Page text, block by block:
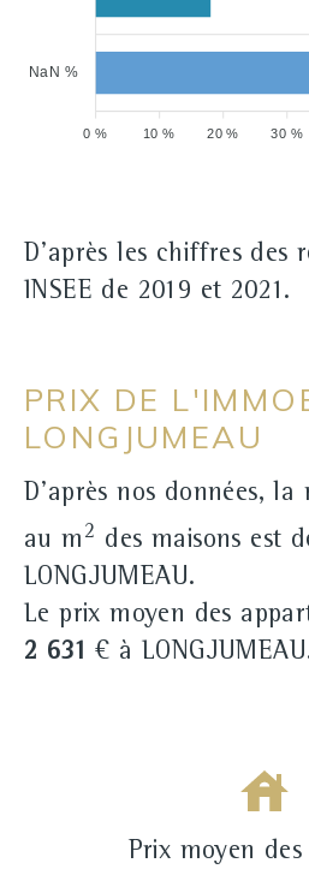
NaN %
30 %
20 %
10 %
0 %
D'après les chiffres des
INSEE de 2019 et 2021.
PRIX DE
LONGJUMEAU
D'après nos données, la
au m 2 des maisons est
LONGJUMEAU.
Le prix moyen des
2 631 € à
Prix moyen des